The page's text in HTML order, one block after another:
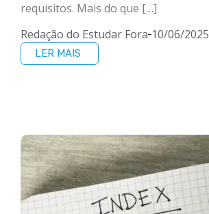
requisitos. Mais do que […]
Redação do Estudar Fora 10/06/2025
LER MAIS